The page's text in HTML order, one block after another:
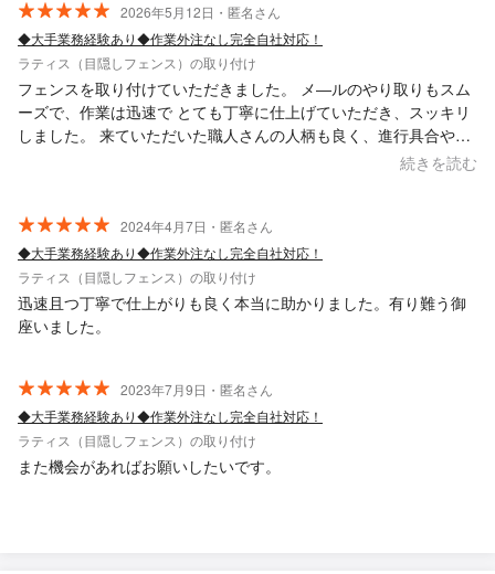
2026年5月12日・匿名さん
◆大手業務経験あり◆作業外注なし完全自社対応！
ラティス（目隠しフェンス）の取り付け
フェンスを取り付けていただきました。 メ―ルのやり取りもスム
ーズで、作業は迅速で とても丁寧に仕上げていただき、スッキリ
しました。 来ていただいた職人さんの人柄も良く、進行具合やど
んな状態かなど、しっかり説明してくださり、安心してお任せ出
続きを読む
2024年4月7日・匿名さん
◆大手業務経験あり◆作業外注なし完全自社対応！
ラティス（目隠しフェンス）の取り付け
迅速且つ丁寧で仕上がりも良く本当に助かりました。有り難う御
座いました。
2023年7月9日・匿名さん
◆大手業務経験あり◆作業外注なし完全自社対応！
ラティス（目隠しフェンス）の取り付け
また機会があればお願いしたいです。